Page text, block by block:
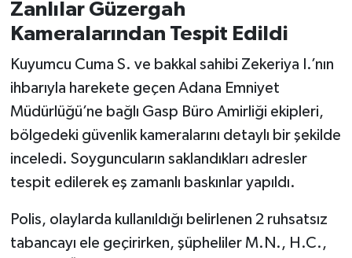
Zanlılar Güzergah
Kameralarından Tespit Edildi
Kuyumcu Cuma S. ve bakkal sahibi Zekeriya I.’nın
ihbarıyla harekete geçen Adana Emniyet
Müdürlüğü’ne bağlı Gasp Büro Amirliği ekipleri,
bölgedeki güvenlik kameralarını detaylı bir şekilde
inceledi. Soyguncuların saklandıkları adresler
tespit edilerek eş zamanlı baskınlar yapıldı.
Polis, olaylarda kullanıldığı belirlenen 2 ruhsatsız
tabancayı ele geçirirken, şüpheliler M.N., H.C.,